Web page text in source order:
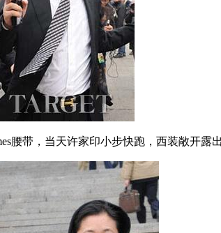
腰带，当天许家印小步快跑，西装敞开露